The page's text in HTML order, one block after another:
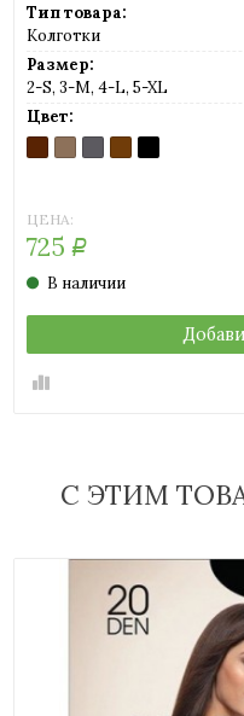
Тип товара:
Колготки
Размер:
2-S, 3-M, 4-L, 5-XL
Цвет:
CAPPUCCINO
(шоколад)
DAINO
(загар)
FUMO
(серый)
MARRONE
(коричневый)
NERO
(черный)
ЦЕНА:
725 Р
В наличии
С ЭТИМ